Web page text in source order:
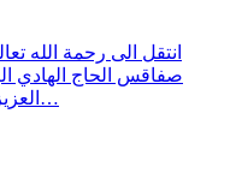
انتقل الى رحمة الله
صفاقس الحاج الهادي
العزيز والخلوق خليل البجاوي ولطفي وهدى…